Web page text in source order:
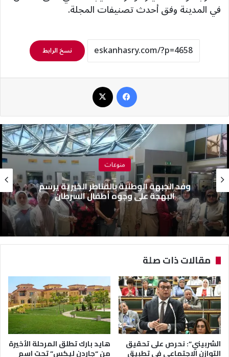
في المدينة وفق أحدث تصنيفات المجلة.
نسخ الرابط
منوعات
وفد الجبهة الوطنية بالقناطر الخيرية يرسم
البهجة على وجوه أطفال السرطان
مقالات ذات صلة
الشربيني”: نحرص على تحقيق
التوازن الاجتماعي في تطبيق
هايد بارك تطلق المرحلة الأخيرة
من “جاردن ليكس” تحت اسم